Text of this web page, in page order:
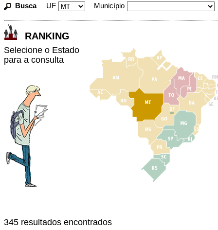
Busca UF Município
RANKING
Selecione o Estado
para a consulta
345 resultados encontrados